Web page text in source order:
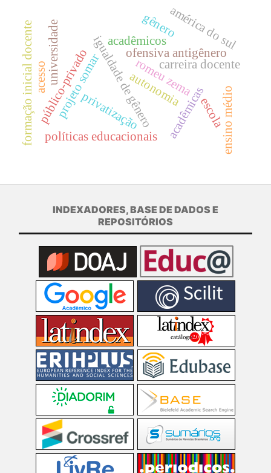
privatização
projeto somar
público-privado romeu zema
igualdade de gênero
acadêmicos
acadêmicas
universidade ofensiva antigênero
políticas educacionais
gênero
formação inicial docenteacesso
américa do sul
escola
autonomia
carreira docente
ensino médio
INDEXADORES, BASE DE DADOS E
REPOSITÓRIOS